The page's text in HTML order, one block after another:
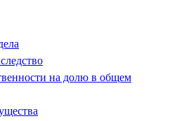
на долю в общем